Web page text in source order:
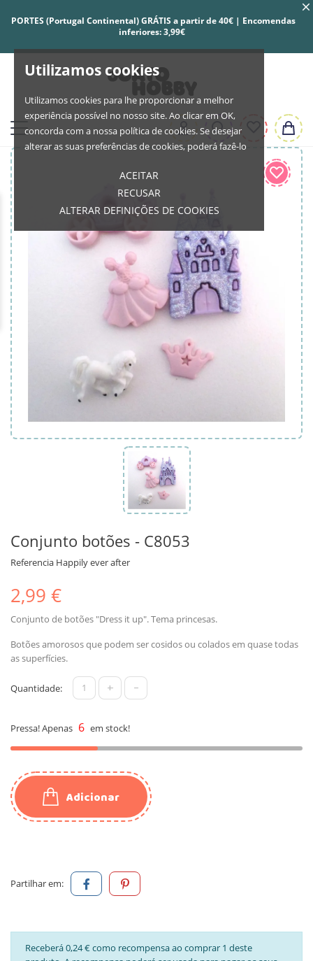
Utilizamos cookies
Utilizamos cookies para lhe proporcionar a melhor
experiência possível no nosso site. Ao clicar em OK,
concorda com a nossa política de cookies. Se desejar
alterar as suas preferências de cookies, poderá fazê-lo
ACEITAR
RECUSAR
ALTERAR DEFINIÇÕES DE COOKIES
PORTES (Portugal Continental) GRÁTIS a partir de 40€ | Encomendas
inferiores: 3,99€
Conjunto botões - C8053
Referencia Happily ever after
2,99 €
Conjunto de botões "Dress it up". Tema princesas.
Botões amorosos que podem ser cosidos ou colados em quase todas
as superfícies.
Quantidade: + -
Pressa! Apenas 6 em stock!
Adicionar
Partilhar em:
Receberá 0,24 € como recompensa ao comprar 1 deste